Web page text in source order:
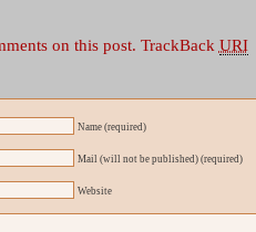
on this post. TrackBack URI
Name (required)
Mail (will not be published) (required)
Website